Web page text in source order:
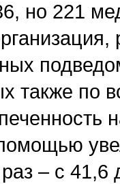
но 221
также по
– с